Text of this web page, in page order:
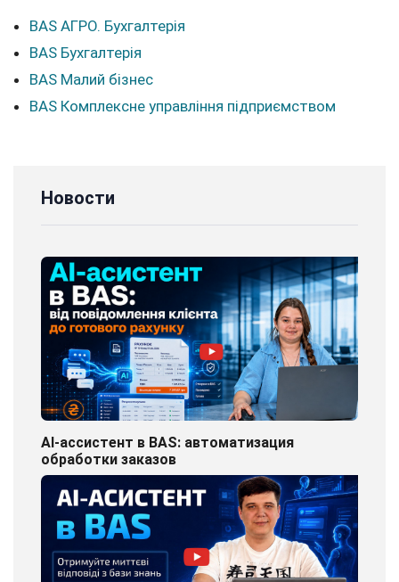
BAS АГРО. Бухгалтерія
BAS Бухгалтерія
BAS Малий бізнес
BAS Комплексне управління підприємством
Новости
AI-ассистент в BAS: автоматизация
обработки заказов